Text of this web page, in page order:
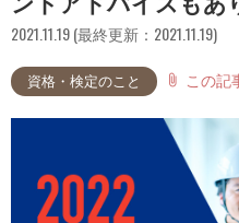
2021.11.19 (最終更新：2021.11.19)
資格・検定のこと attach_file この記